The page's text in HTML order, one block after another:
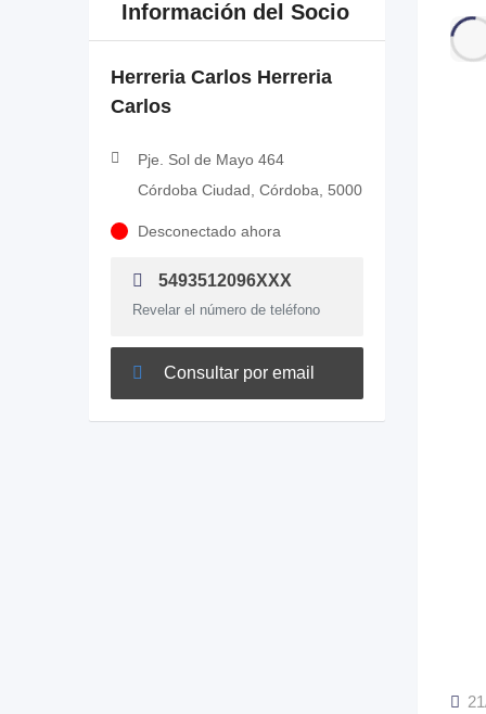
Información del Socio
Herreria Carlos Herreria
Carlos
Pje. Sol de Mayo 464
Córdoba Ciudad, Córdoba, 5000
Desconectado ahora
5493512096XXX
Revelar el número de teléfono
Consultar por email